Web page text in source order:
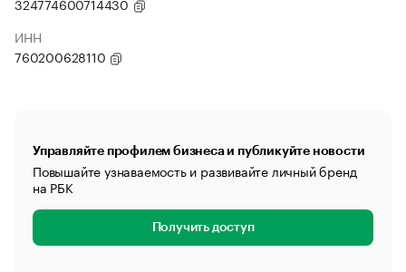
ИНН
760200628110
Управляйте профилем бизнеса и публикуйте новости
Повышайте узнаваемость и развивайте личный бренд
на РБК
Получить доступ